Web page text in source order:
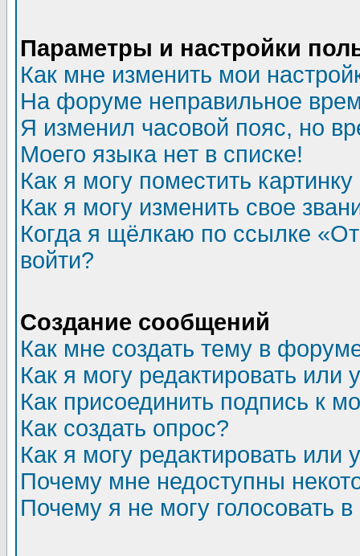
Параметры и настройки
Как мне изменить мои
На форуме неправильное
Я изменил часовой пояс, но
Моего языка нет в списке!
Как я могу поместить
Как я могу изменить свое
Когда я щёлкаю по ссылке
войти?
Создание сообщений
Как мне создать тему в
Как я могу редактировать или
Как присоединить подпись к
Как создать опрос?
Как я могу редактировать или
Почему мне недоступны
Почему я не могу голосовать